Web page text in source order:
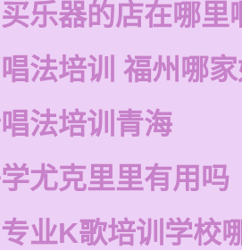
乐器的店在哪里
法培训 福州哪
法培训青海
尤克里里有用吗
业K歌培训学校